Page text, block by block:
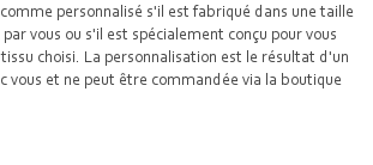
personnalisé s'il est fabriqué dans une taille
vous ou s'il est spécialement conçu pour vous
choisi. La personnalisation est le résultat d'un
vous et ne peut être commandée via la boutique